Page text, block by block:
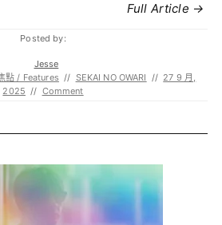
Full Article →
Posted by:
Jesse
點 / Features // SEKAI NO OWARI // 27 9 月,
2025 // Comment